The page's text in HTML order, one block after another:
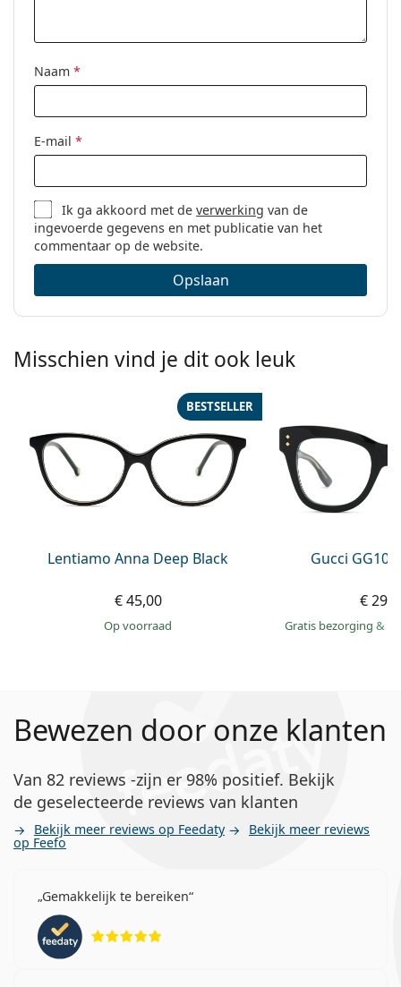
Merk:
Miu Miu
Code:
Naam *
E-mail *
Ik ga akkoord met deverwerking van de
ingevoerde gegevens en met publicatie van het
commentaar op de website.
Opslaan
Misschien vind je dit ook leuk
Lentiamo Anna Deep Black
BESTSELLER
€ 45,00
op voorraad
Gucci
€
Gratis bezorging &
Bewezen door onze klanten
Van 82 reviews -zijn er 98% positief. Bekijk
de geselecteerde reviews van klanten
Bekijk meer reviews op Feedaty Bekijk meer reviews
op Feefo
Gemakkelijk te bereiken